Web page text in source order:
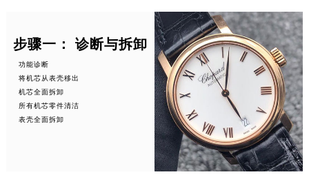
步骤一： 诊断与拆卸
功能诊断
将机芯从表壳移出
机芯全面拆卸
所有机芯零件清洁
表壳全面拆卸